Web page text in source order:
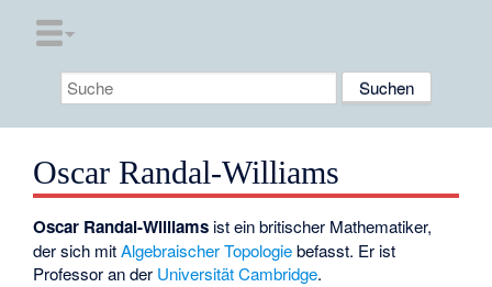
Oscar Randal-Williams
Oscar Randal-Williams ist ein britischer Mathematiker,
der sich mitAlgebraischer Topologiebefasst. Er ist
Professor an der Universität Cambridge.